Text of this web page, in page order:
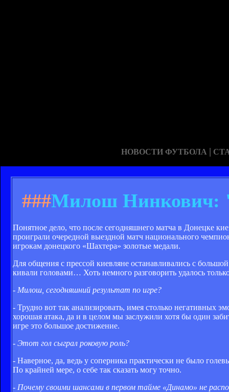
НОВОСТИ ФУТБОЛА |
###Милош Нинкович:
Понятное дело, что после сегодняшнего матча в Донецке
проиграли очередной выездной матч национального
игрокам донецкого «Шахтера» золотые медали.
Для общения с прессой киевляне останавливались с
кивали головами… Хоть немного разговорить удалось
- Милош, сегодняшний результат по игре?
- Трудно вот так анализировать, имея столько негативных
хорошая атака, да и в целом мы заслужили хотя бы один
игре это большое достижение.
- Этот гол сыграл роковую роль?
- Наверное, да, ведь у соперника практически не было
По крайней мере, о себе так сказать могу точно.
- Почему своими шансами в первом тайме «Динамо» не